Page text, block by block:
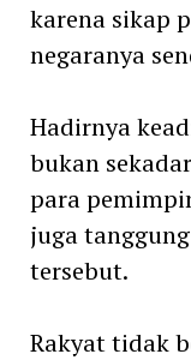
karena sikap
negaranya
Hadirnya
bukan
para
juga
tersebut.
Rakyat tidak